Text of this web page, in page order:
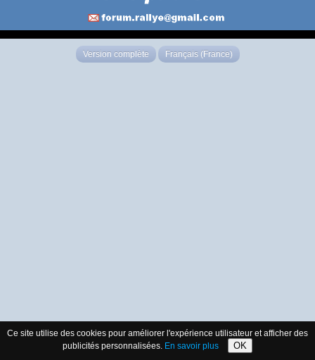
Version complète Français (France)
Ce site utilise des cookies pour améliorer l'expérience utilisateur et afficher des
publicités personnalisées. En savoir plus OK